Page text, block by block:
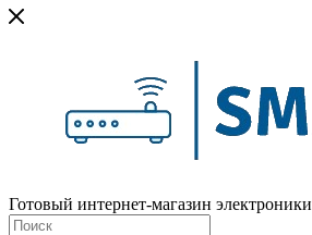
Готовый интернет-магазин электроники